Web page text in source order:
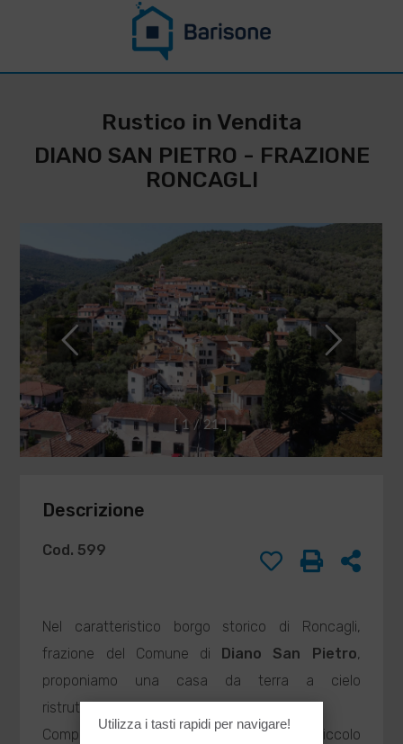
RESTARE
AGGIORNATO SU
QUESTO
IMMOBILE
IMMOBILIARE
BARISONE
DI
BARISONE
Nome
Cognome
*
Telefono
*
Email
*
Compilando ed
inviando questo
modulo di
dell'informativa
privacy.
INVIA
Rustico in Vendita
DIANO SAN PIETRO - FRAZIONE
RONCAGLI
[ 1 / 2 1 ]
Descrizione
Cod. 599
Nel caratteristico borgo storico di Roncagli,
frazione del Comune di Diano San Pietro,
proponiamo una casa da terra a cielo
ristrutturata con ampia cantina.
Compreso nellaVenditainoltre un piccolo
Utilizza i tasti rapidi per navigare!